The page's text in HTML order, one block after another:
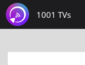
1001 TVs